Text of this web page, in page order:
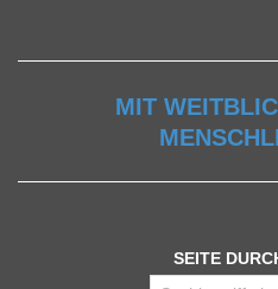
MIT
SEITE